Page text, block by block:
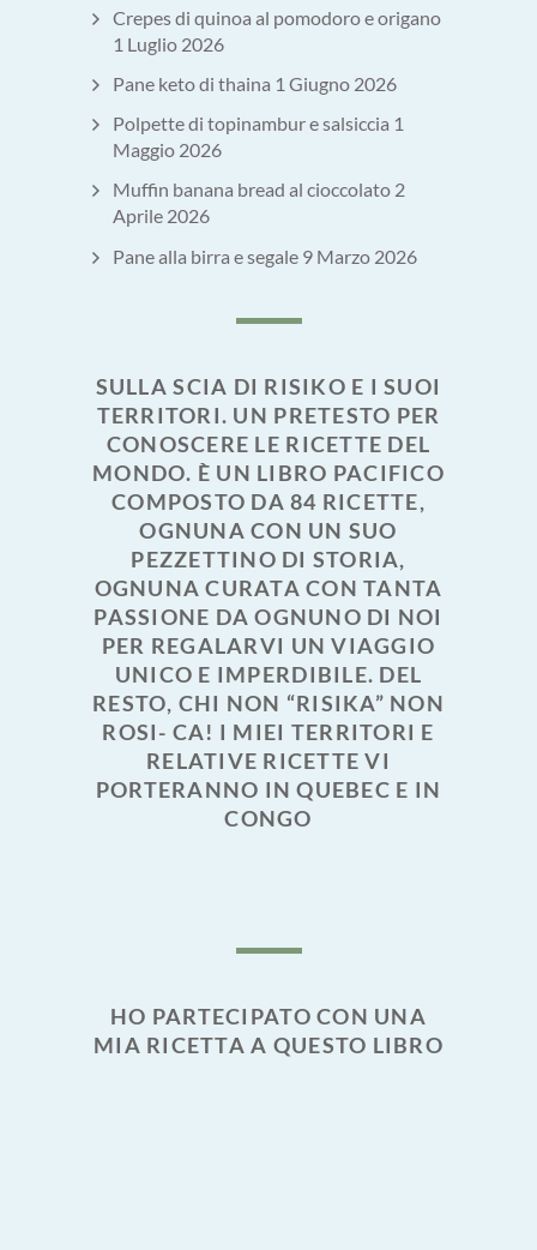
Crepes di quinoa al pomodoro e origano
1 Luglio 2026
Pane keto di thaina 1 Giugno 2026
Polpette di topinambur e salsiccia 1
Maggio 2026
Muffin banana bread al cioccolato 2
Aprile 2026
Pane alla birra e segale 9 Marzo 2026
SULLA SCIA DI RISIKO E I SUOI
TERRITORI. UN PRETESTO PER
CONOSCERE LE RICETTE DEL
MONDO. È UN LIBRO PACIFICO
COMPOSTO DA 84 RICETTE,
OGNUNA CON UN SUO
PEZZETTINO DI STORIA,
OGNUNA CURATA CON TANTA
PASSIONE DA OGNUNO DI NOI
PER REGALARVI UN VIAGGIO
UNICO E IMPERDIBILE. DEL
RESTO, CHI NON “RISIKA” NON
ROSI- CA! I MIEI TERRITORI E
RELATIVE RICETTE VI
PORTERANNO IN QUEBEC E IN
CONGO
HO PARTECIPATO CON UNA
MIA RICETTA A QUESTO LIBRO